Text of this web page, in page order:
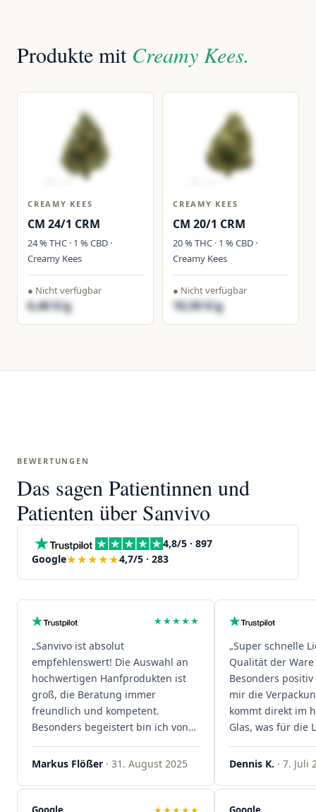
Produkte mit Creamy Kees.
CREAMY KEES
CM 24/1 CRM
24 % THC · 1 % CBD ·
Creamy Kees
● Nicht verfügbar
6,40 €/g
CREAMY KEES
CM 20/1 CRM
20 % THC · 1 % CBD ·
Creamy Kees
● Nicht verfügbar
10,59 €/g
BEWERTUNGEN
Das sagen Patientinnen und
Patienten über Sanvivo
4,8/5 · 897
Google★★★★★4,7/5 · 283
★★★★★
„Sanvivo ist absolut
empfehlenswert! Die Auswahl an
hochwertigen Hanfprodukten ist
groß, die Beratung immer
freundlich und kompetent.
Besonders begeistert bin ich von
der schnellen Rezeptannahme –
alles läuft unkompliziert und
sind extrem zügig, was mir jedes
Mal viel Zeit spart. Man merkt,
Markus Flößer · 31. August 2025
„Super schnelle
Qualität der
Besonders
mir die
kommt direkt im
Glas, was für die
ist. Ich bestelle
wieder!"
Dennis K. · 7. Juli